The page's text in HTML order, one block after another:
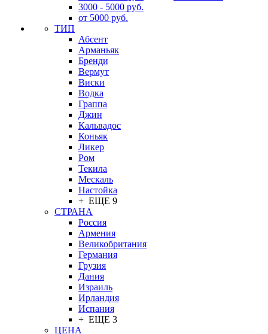
3000 - 5000 руб.
от 5000 руб.
ТИП
Абсент
Арманьяк
Бренди
Вермут
Виски
Водка
Граппа
Джин
Кальвадос
Коньяк
Ликер
Ром
Текила
Мескаль
Настойка
+ ЕЩЕ 9
СТРАНА
Россия
Армения
Великобритания
Германия
Грузия
Дания
Израиль
Ирландия
Испания
+ ЕЩЕ 3
ЦЕНА